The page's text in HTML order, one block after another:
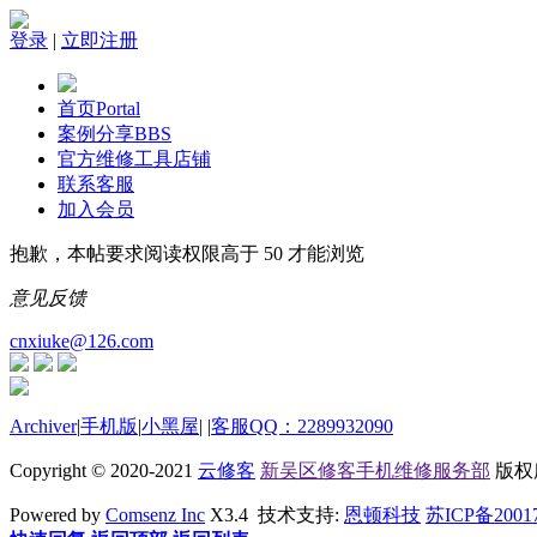
登录 | 立即注册
首页Portal
案例分享BBS
官方维修工具店铺
联系客服
加入会员
抱歉，本帖要求阅读权限高于 50 才能浏览
意见反馈
cnxiuke@126.com
Archiver|手机版|小黑屋| |客服QQ：2289932090
Copyright © 2020-2021 云修客 新吴区修客手机维修服务部 版权
Powered by Comsenz Inc X3.4 技术支持: 恩顿科技 苏ICP备